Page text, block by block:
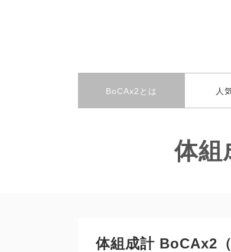
BoCAx2とは 人
体組
体組成計 BoCAx2